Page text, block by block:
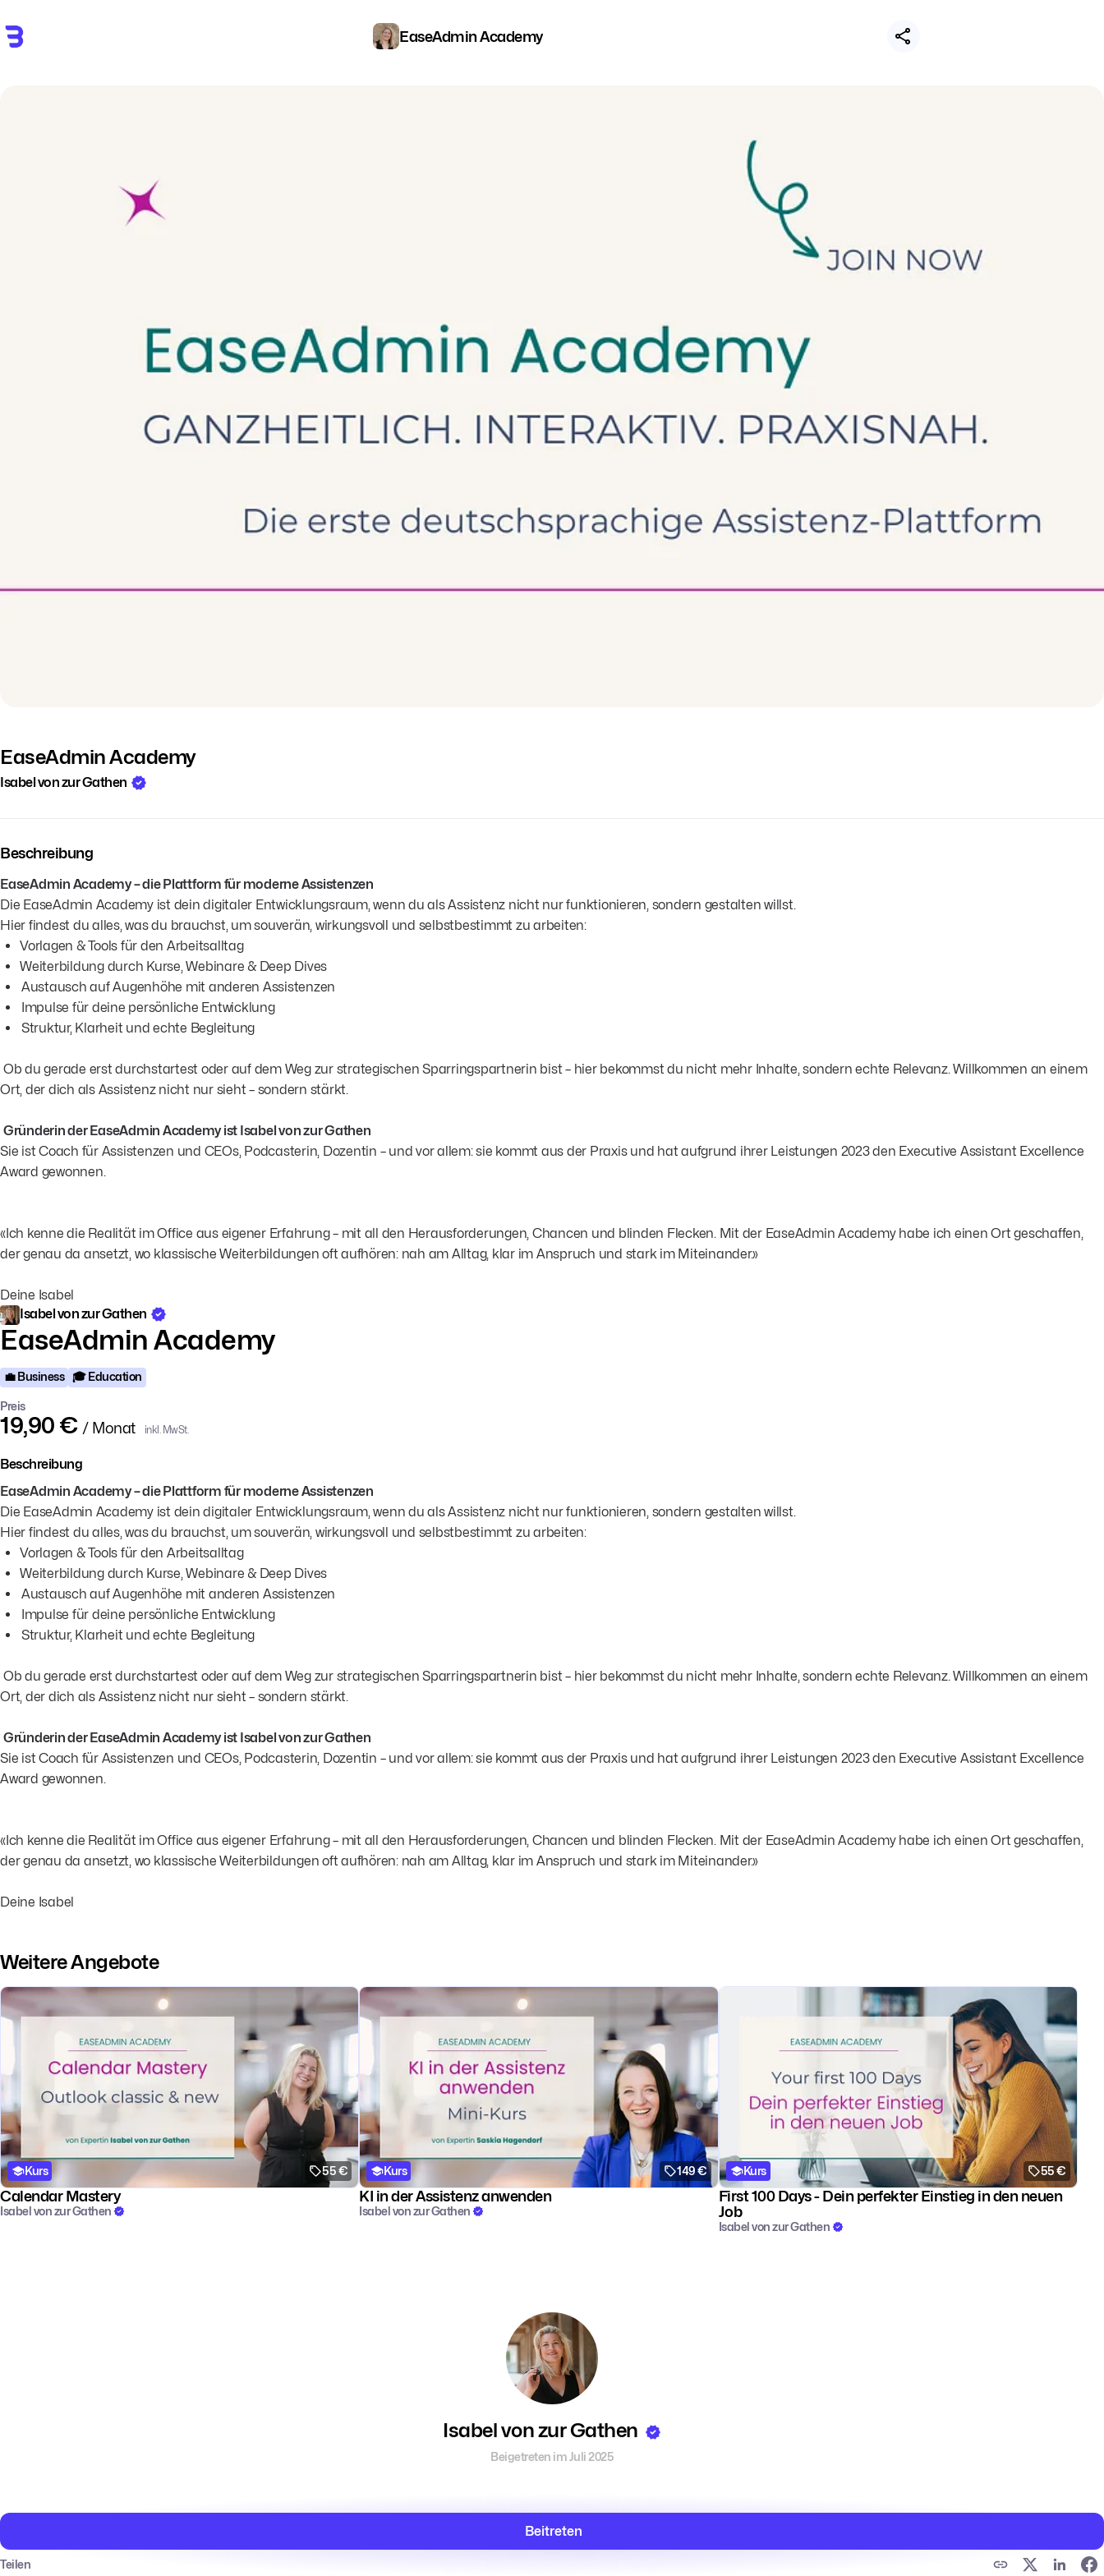
EaseAdmin Academy
EaseAdmin Academy
Isabel von zur Gathen
Beschreibung
EaseAdmin Academy – die Plattform für moderne Assistenzen
Die EaseAdmin Academy ist dein digitaler Entwicklungsraum, wenn du als Assistenz nicht nur funktionieren, sondern gestalten willst.
Hier findest du alles, was du brauchst, um souverän, wirkungsvoll und selbstbestimmt zu arbeiten:
Vorlagen & Tools für den Arbeitsalltag
Weiterbildung durch Kurse, Webinare & Deep Dives
Austausch auf Augenhöhe mit anderen Assistenzen
Impulse für deine persönliche Entwicklung
Struktur, Klarheit und echte Begleitung
Ob du gerade erst durchstartest oder auf dem Weg zur strategischen Sparringspartnerin bist – hier bekommst du nicht mehr Inhalte, sondern echte Relevanz. Willkommen an einem
Ort, der dich als Assistenz nicht nur sieht – sondern stärkt.
Gründerin der EaseAdmin Academy ist Isabel von zur Gathen
Sie ist Coach für Assistenzen und CEOs, Podcasterin, Dozentin – und vor allem: sie kommt aus der Praxis und hat aufgrund ihrer Leistungen 2023 den Executive Assistant Excellence
Award gewonnen.
«Ich kenne die Realität im Office aus eigener Erfahrung – mit all den Herausforderungen, Chancen und blinden Flecken. Mit der EaseAdmin Academy habe ich einen Ort geschaffen,
der genau da ansetzt, wo klassische Weiterbildungen oft aufhören: nah am Alltag, klar im Anspruch und stark im Miteinander.»
Deine Isabel
Isabel von zur Gathen
EaseAdmin Academy
💼 Business 🎓 Education
Preis
19,90 € / Monat inkl. MwSt.
Beschreibung
EaseAdmin Academy – die Plattform für moderne Assistenzen
Die EaseAdmin Academy ist dein digitaler Entwicklungsraum, wenn du als Assistenz nicht nur funktionieren, sondern gestalten willst.
Hier findest du alles, was du brauchst, um souverän, wirkungsvoll und selbstbestimmt zu arbeiten:
Vorlagen & Tools für den Arbeitsalltag
Weiterbildung durch Kurse, Webinare & Deep Dives
Austausch auf Augenhöhe mit anderen Assistenzen
Impulse für deine persönliche Entwicklung
Struktur, Klarheit und echte Begleitung
Ob du gerade erst durchstartest oder auf dem Weg zur strategischen Sparringspartnerin bist – hier bekommst du nicht mehr Inhalte, sondern echte Relevanz. Willkommen an einem
Ort, der dich als Assistenz nicht nur sieht – sondern stärkt.
Gründerin der EaseAdmin Academy ist Isabel von zur Gathen
Sie ist Coach für Assistenzen und CEOs, Podcasterin, Dozentin – und vor allem: sie kommt aus der Praxis und hat aufgrund ihrer Leistungen 2023 den Executive Assistant Excellence
Award gewonnen.
«Ich kenne die Realität im Office aus eigener Erfahrung – mit all den Herausforderungen, Chancen und blinden Flecken. Mit der EaseAdmin Academy habe ich einen Ort geschaffen,
der genau da ansetzt, wo klassische Weiterbildungen oft aufhören: nah am Alltag, klar im Anspruch und stark im Miteinander.»
Deine Isabel
Weitere Angebote
Kurs 55 €
Calendar Mastery
Isabel von zur Gathen
Kurs 149 €
KI in der Assistenz anwenden
Isabel von zur Gathen
Kurs 55 €
First 100 Days - Dein perfekter Einstieg in den neuen
Job
Isabel von zur Gathen
Isabel von zur Gathen
Beigetreten im Juli 2025
Beitreten
Teilen